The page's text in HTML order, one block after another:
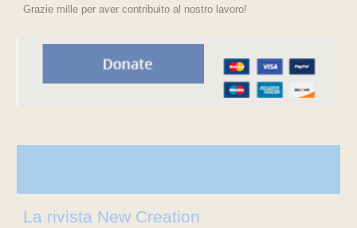
Grazie mille per aver contribuito al nostro lavoro!
La rivista New Creation